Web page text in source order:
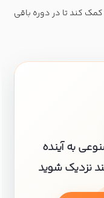
کند تا در دوره باقی
به آینده
نزدیک شوید